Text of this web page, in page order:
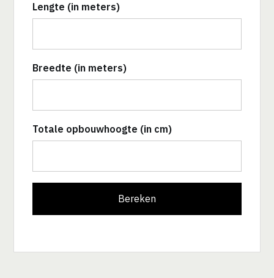
Lengte (in meters)
Breedte (in meters)
Totale opbouwhoogte (in cm)
Bereken